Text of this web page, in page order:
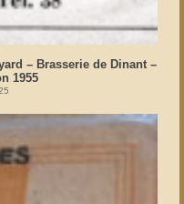
– Brasserie de Dinant –
1955